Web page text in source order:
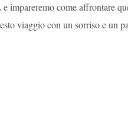
impareremo come affrontare
viaggio con un sorriso e un